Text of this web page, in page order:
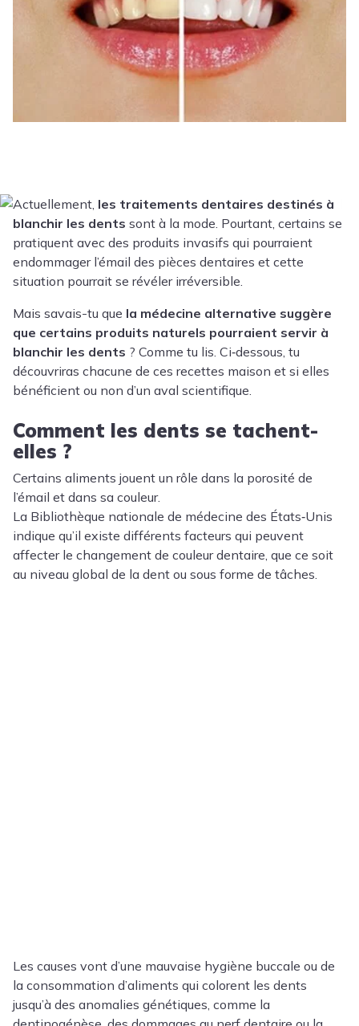
Actuellement, les traitements dentaires destinés à
blanchir les dents sont à la mode. Pourtant, certains se
pratiquent avec des produits invasifs qui pourraient
endommager l’émail des pièces dentaires et cette
situation pourrait se révéler irréversible.
Mais savais-tu que la médecine alternative suggère
que certains produits naturels pourraient servir à
blanchir les dents ? Comme tu lis. Ci‑dessous, tu
découvriras chacune de ces recettes maison et si elles
bénéficient ou non d’un aval scientifique.
Comment les dents se tachent-
elles ?
Certains aliments jouent un rôle dans la porosité de
l’émail et dans sa couleur.
La Bibliothèque nationale de médecine des États‑Unis
indique qu’il existe différents facteurs qui peuvent
affecter le changement de couleur dentaire, que ce soit
au niveau global de la dent ou sous forme de tâches.
Les causes vont d’une mauvaise hygiène buccale ou de
la consommation d’aliments qui colorent les dents
jusqu’à des anomalies génétiques, comme la